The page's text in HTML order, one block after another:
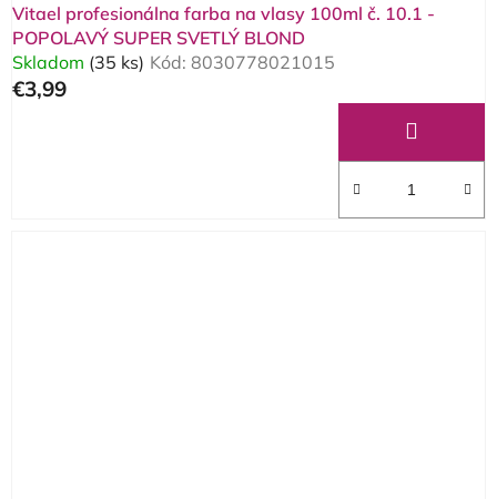
Vitael profesionálna farba na vlasy 100ml č. 10.1 -
POPOLAVÝ SUPER SVETLÝ BLOND
Skladom (35 ks) Kód: 8030778021015
€3,99